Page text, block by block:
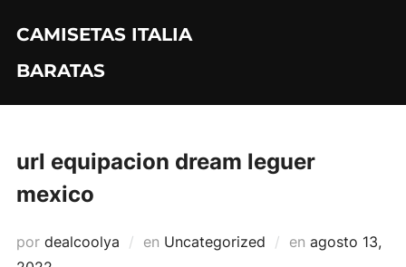
contenido
CAMISETAS ITALIA
BARATAS
url equipacion dream leguer
mexico
por dealcoolya en Uncategorized en Publicado
agosto 13,